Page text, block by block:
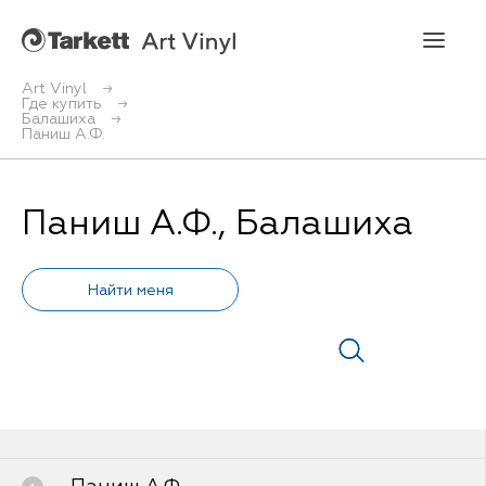
Art Vinyl
Где купить
Балашиха
Паниш А.Ф.
Паниш А.Ф., Балашиха
Укладка
Конструктор интерьера
Art Vinyl в интерьере